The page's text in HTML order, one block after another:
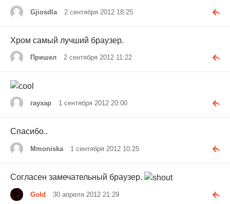
Gjiosdla 2 сентября 2012 18:25
Хром самый лучший браузер.
Пришел 2 сентября 2012 11:22
гаухар 1 сентября 2012 20:00
Спасибо..
Mmoniska 1 сентября 2012 10:25
Согласен замечательный браузер.
Gold 30 апреля 2012 21:29